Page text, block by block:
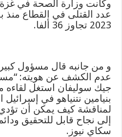
وكانت وزارة الصحة في غزة
عدد القتلى في القطاع منذ
2023 تجاوز 36 ألفا.
و من جانبه قال مسؤول
عدم الكشف عن هويته:
جيك سوليفان استغل لقاءه
بنيامين نتنياهو في
لمناقشة كيف يمكن أن
إلى نجاح قابل للتحقيق
سكاي نيوز.